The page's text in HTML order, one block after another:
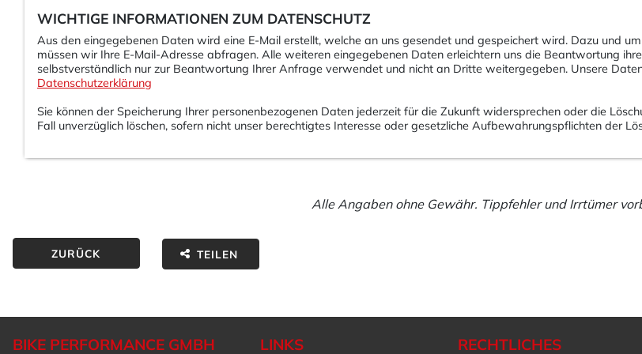
WICHTIGE INFORMATIONEN ZUM DATENSCHUTZ
Aus den eingegebenen Daten wird eine E-Mail erstellt, welche an uns gesendet und gespeichert wird. Dazu und
müssen wir Ihre E-Mail-Adresse abfragen. Alle weiteren eingegebenen Daten erleichtern uns die Beantwortung
selbstverständlich nur zur Beantwortung Ihrer Anfrage verwendet und nicht an Dritte weitergegeben. Unsere
Datenschutzerklärung
Sie können der Speicherung Ihrer personenbezogenen Daten jederzeit für die Zukunft widersprechen oder die
Fall unverzüglich löschen, sofern nicht unser berechtigtes Interesse oder gesetzliche Aufbewahrungspflichten der
Alle Angaben ohne Gewähr. Tippfehler und Irrtümer
ZURÜCK TEILEN
BIKE PERFORMANCE GMBH LINKS RECHTLICHES